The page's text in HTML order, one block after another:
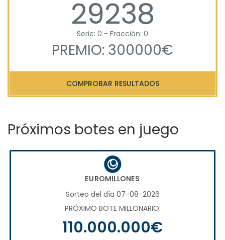
29238
Serie: 0 - Fracción: 0
PREMIO: 300000€
COMPROBAR RESULTADOS
Próximos botes en juego
EUROMILLONES
Sorteo del día 07-08-2026
PRÓXIMO BOTE MILLONARIO:
110.000.000€